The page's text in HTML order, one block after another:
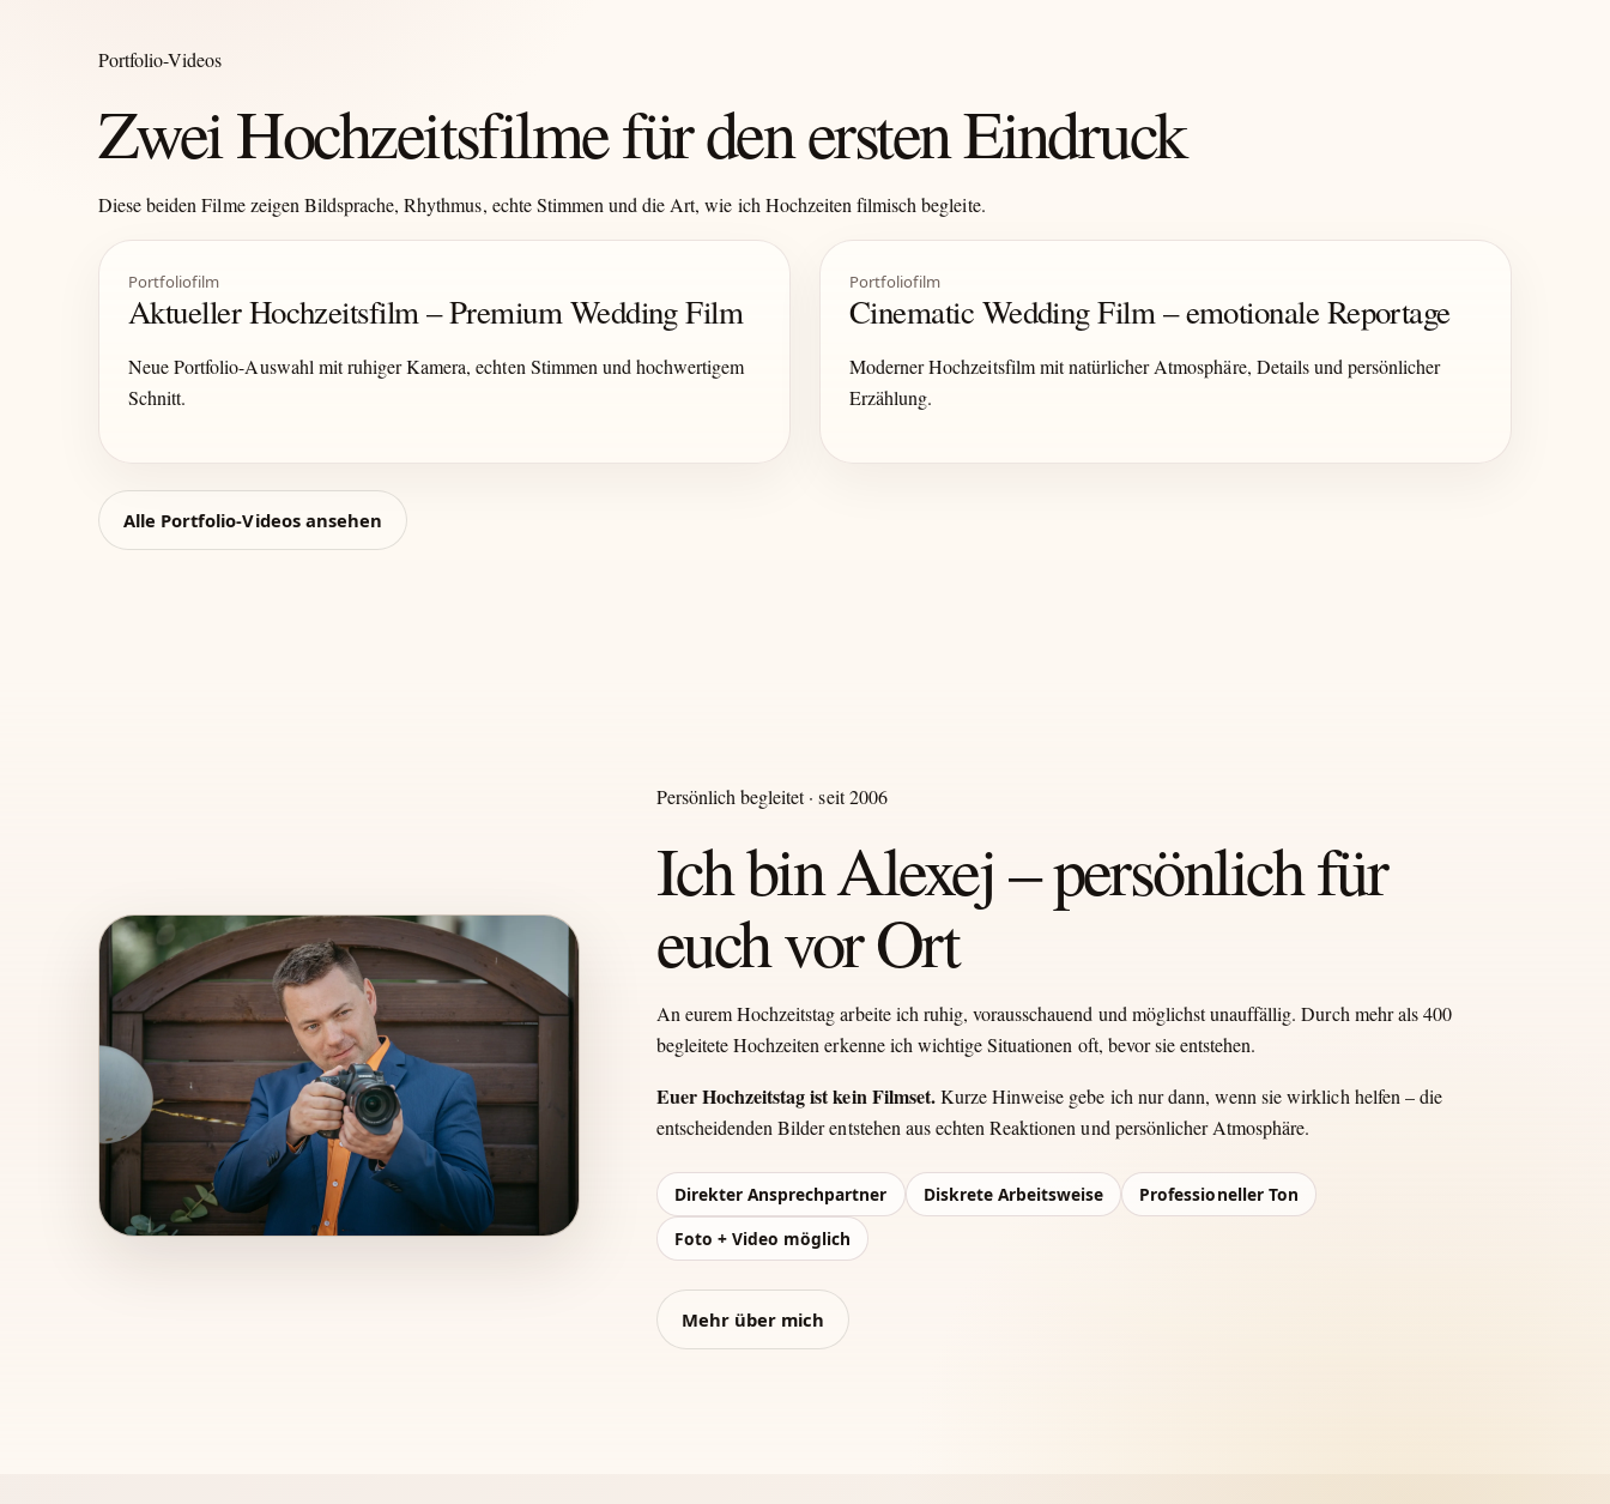
Portfolio-Videos
Zwei Hochzeitsfilme für den ersten Eindruck
Diese beiden Filme zeigen Bildsprache, Rhythmus, echte Stimmen und die Art, wie ich Hochzeiten filmisch begleite.
Portfoliofilm
Aktueller Hochzeitsfilm – Premium Wedding Film
Neue Portfolio-Auswahl mit ruhiger Kamera, echten Stimmen und hochwertigem
Schnitt.
Portfoliofilm
Cinematic Wedding Film – emotionale Reportage
Moderner Hochzeitsfilm mit natürlicher Atmosphäre, Details und persönlicher
Erzählung.
Alle Portfolio-Videos ansehen
Persönlich begleitet · seit 2006
Ich bin Alexej – persönlich für
euch vor Ort
An eurem Hochzeitstag arbeite ich ruhig, vorausschauend und möglichst unauffällig. Durch mehr als 400
begleitete Hochzeiten erkenne ich wichtige Situationen oft, bevor sie entstehen.
Euer Hochzeitstag ist kein Filmset.Kurze Hinweise gebe ich nur dann, wenn sie wirklich helfen – die
entscheidenden Bilder entstehen aus echten Reaktionen und persönlicher Atmosphäre.
Direkter Ansprechpartner Diskrete Arbeitsweise
Professioneller Ton
Foto + Video möglich
Mehr über mich